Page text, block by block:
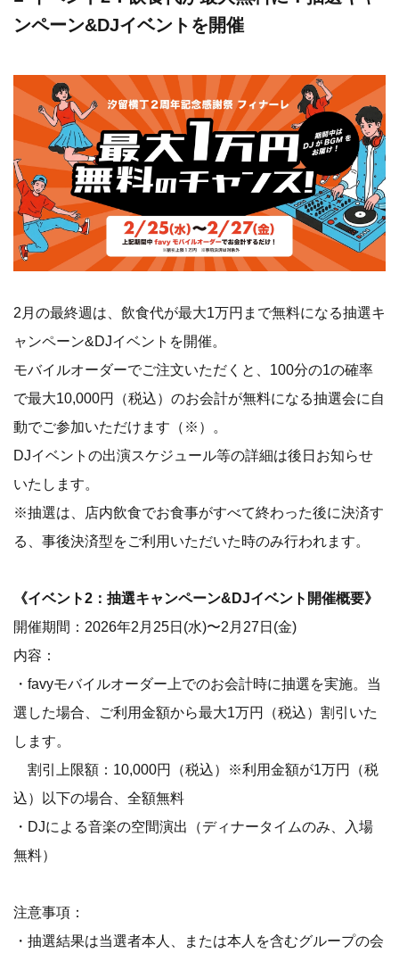
ンペーン&DJイベントを開催
2月の最終週は、飲食代が最大1万円まで無料になる抽選キ
ャンペーン&DJイベントを開催。
モバイルオーダーでご注文いただくと、100分の1の確率
で最大10,000円（税込）のお会計が無料になる抽選会に自
動でご参加いただけます（※）。
DJイベントの出演スケジュール等の詳細は後日お知らせ
いたします。
※抽選は、店内飲食でお食事がすべて終わった後に決済す
る、事後決済型をご利用いただいた時のみ行われます。
《イベント2：抽選キャンペーン&DJイベント開催概要》
開催期間：2026年2月25日(水)〜2月27日(金)
内容：
・favyモバイルオーダー上でのお会計時に抽選を実施。当
選した場合、ご利用金額から最大1万円（税込）割引いた
します。
割引上限額：10,000円（税込）※利用金額が1万円（税
込）以下の場合、全額無料
・DJによる音楽の空間演出（ディナータイムのみ、入場
無料）
注意事項：
・抽選結果は当選者本人、または本人を含むグループの会